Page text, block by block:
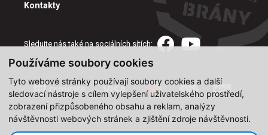
Používáme soubory cookies
Tyto webové stránky používají soubory cookies a další
sledovací nástroje s cílem vylepšení uživatelského prostředí,
zobrazení přizpůsobeného obsahu a reklam, analýzy
návštěvnosti webových stránek a zjištění zdroje návštěvnosti.
Kontakty
Sledujte nás také na sociálních sítích: